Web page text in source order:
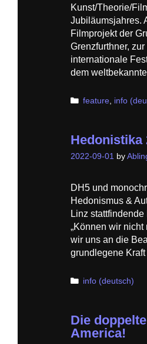
Kunst/Theorie/
Jubiläumsjahres.
Filmprojekt der
Grenzfurthner,
internationale
dem
Categories
feature, info
Hedonistika
2022-09-01 by
DH5 und
Hedonismus &
Linz
„Können wir
wir uns an die
grundlegene
Categories
info (deutsch)
Die
America!